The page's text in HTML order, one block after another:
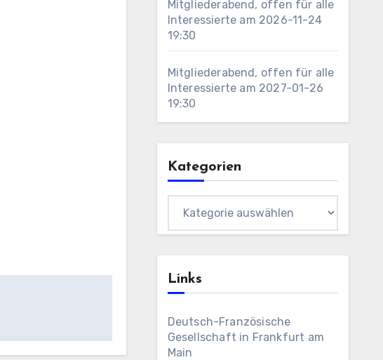
Mitgliederabend, offen für alle
Interessierte am 2026-11-24
19:30
Mitgliederabend, offen für alle
Interessierte am 2027-01-26
19:30
Kategorien
Links
Deutsch-Französische
Gesellschaft in Frankfurt am
Main